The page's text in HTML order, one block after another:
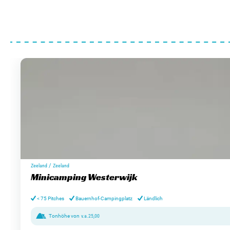
Zeeland / Zeeland
Minicamping Westerwijk
< 75 Pitches Bauernhof-Campingplatz Ländlich
Tonhöhe von v.a.25,00